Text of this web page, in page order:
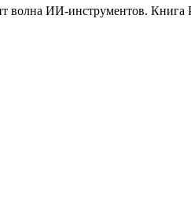
волна ИИ‑инструментов.